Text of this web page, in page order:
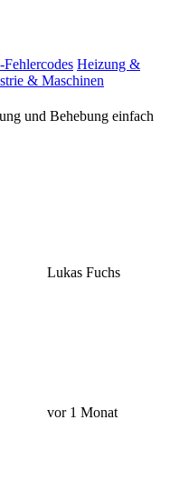
Fehlercodes Heizung &
& Maschinen
und Behebung einfach
Lukas Fuchs
vor 1 Monat